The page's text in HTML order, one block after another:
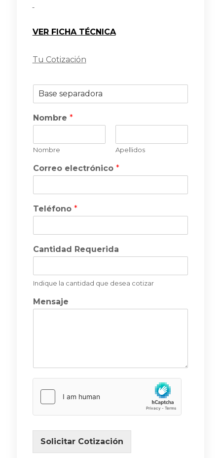
VER FICHA TÉCNICA
Tu Cotización
d
u
t
Nombre *
Nombre Apellidos
Correo electrónico *
Teléfono *
Cantidad Requerida
Indique la cantidad que desea cotizar
Mensaje
Solicitar Cotización